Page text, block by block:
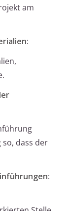
am
:
so, dass der
: